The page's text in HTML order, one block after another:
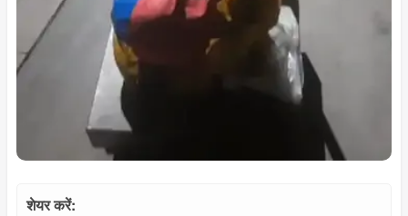
शेयर करें: